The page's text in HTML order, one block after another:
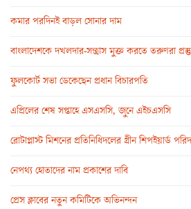
কমার পরদিনই বাড়ল সোনার দাম
বাংলাদেশকে দখলদার-সন্ত্রাস মুক্ত করতে তরুণরা
ফুলকোর্ট সভা ডেকেছেন প্রধান বিচারপতি
এপ্রিলের শেষ সপ্তাহে এসএসসি, জুনে এইচএসসি
রোটাপ্লাস্ট মিশনের প্রতিনিধিদলের গ্রীন শিপইয়ার্ড
নেপথ্য হোতাদের নাম প্রকাশের দাবি
প্রেস ক্লাবের নতুন কমিটিকে অভিনন্দন